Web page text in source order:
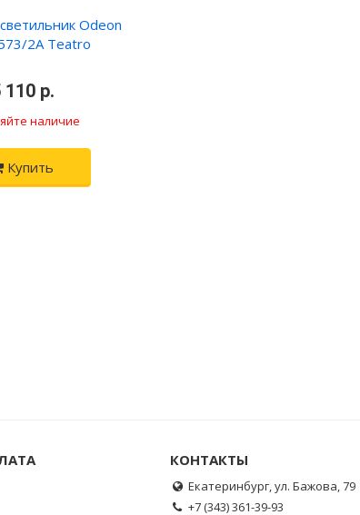
Odeon
2A Teatro
110 р.
наличие
Купить
КОНТАКТЫ
Екатеринбург, ул. Бажова, 79
+7 (343) 361-39-93